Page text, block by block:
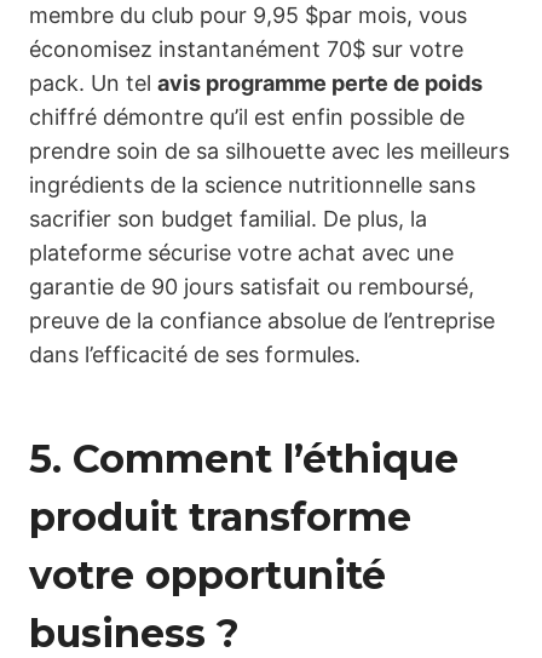
membre du club pour 9,95 $par mois, vous
économisez instantanément 70$ sur votre
pack. Un tel avis programme perte de poids
chiffré démontre qu’il est enfin possible de
prendre soin de sa silhouette avec les meilleurs
ingrédients de la science nutritionnelle sans
sacrifier son budget familial. De plus, la
plateforme sécurise votre achat avec une
garantie de 90 jours satisfait ou remboursé,
preuve de la confiance absolue de l’entreprise
dans l’efficacité de ses formules.
5. Comment l’éthique
produit transforme
votre opportunité
business ?